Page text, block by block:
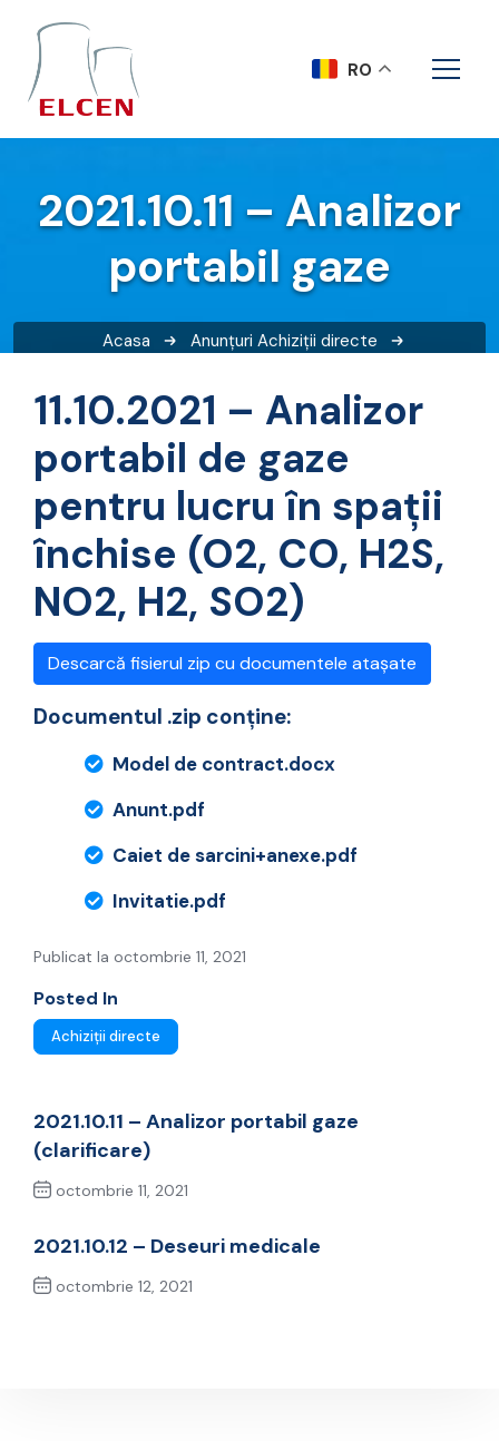
2021.10.11 – Analizor
portabil gaze
Acasa Anunțuri Achiziții directe
11.10.2021 – Analizor
portabil de gaze
pentru lucru în spații
închise (O2, CO, H2S,
NO2, H2, SO2)
Descarcă fisierul zip cu documentele atașate
Documentul .zip conține:
Model de contract.docx
Anunt.pdf
Caiet de sarcini+anexe.pdf
Invitatie.pdf
Publicat la octombrie 11, 2021
Posted In
Achiziții directe
2021.10.11 – Analizor portabil gaze
(clarificare)
octombrie 11, 2021
2021.10.12 – Deseuri medicale
octombrie 12, 2021
RO